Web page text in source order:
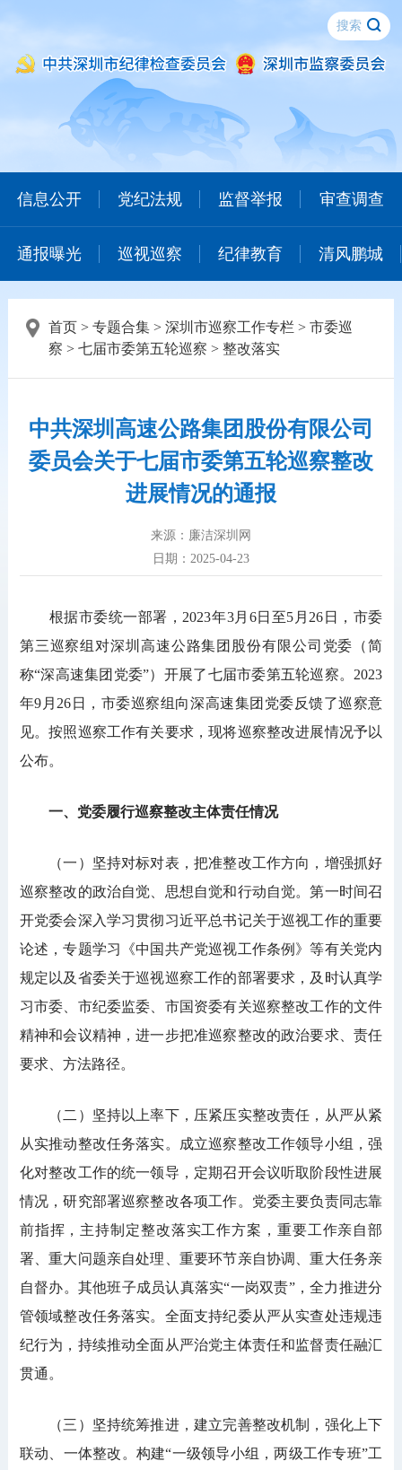
信息公开 党纪法规 监督举报 审查调查
通报曝光 巡视巡察 纪律教育 清风鹏城
首页> 专题合集> 深圳市巡察工作专栏 > 市委巡
察 > 七届市委第五轮巡察 > 整改落实
中共深圳高速公路集团股份有限公司
委员会关于七届市委第五轮巡察整改
进展情况的通报
来源：廉洁深圳网
日期：2025-04-23
根据市委统一部署，2023年3月6日至5月26日，市委
第三巡察组对深圳高速公路集团股份有限公司党委（简
称“深高速集团党委”）开展了七届市委第五轮巡察。2023
年9月26日，市委巡察组向深高速集团党委反馈了巡察意
见。按照巡察工作有关要求，现将巡察整改进展情况予以
公布。
一、党委履行巡察整改主体责任情况
（一）坚持对标对表，把准整改工作方向，增强抓好
巡察整改的政治自觉、思想自觉和行动自觉。第一时间召
开党委会深入学习贯彻习近平总书记关于巡视工作的重要
论述，专题学习《中国共产党巡视工作条例》等有关党内
规定以及省委关于巡视巡察工作的部署要求，及时认真学
习市委、市纪委监委、市国资委有关巡察整改工作的文件
精神和会议精神，进一步把准巡察整改的政治要求、责任
要求、方法路径。
（二）坚持以上率下，压紧压实整改责任，从严从紧
从实推动整改任务落实。成立巡察整改工作领导小组，强
化对整改工作的统一领导，定期召开会议听取阶段性进展
情况，研究部署巡察整改各项工作。党委主要负责同志靠
前指挥，主持制定整改落实工作方案，重要工作亲自部
署、重大问题亲自处理、重要环节亲自协调、重大任务亲
自督办。其他班子成员认真落实“一岗双责”，全力推进分
管领域整改任务落实。全面支持纪委从严从实查处违规违
纪行为，持续推动全面从严治党主体责任和监督责任融汇
贯通。
（三）坚持统筹推进，建立完善整改机制，强化上下
联动、一体整改。构建“一级领导小组，两级工作专班”工